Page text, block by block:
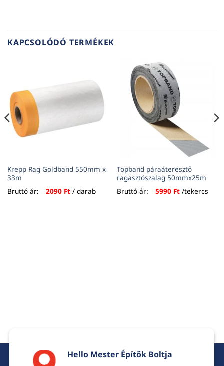
KAPCSOLÓDÓ TERMÉKEK
Krepp Rag Goldband 550mm x
33m
Bruttó ár:
2090 Ft/ darab
Topband páraáteresztő
ragasztószalag 50mmx25m
Bruttó ár:
5990 Ft/tekercs
Hello Mester Építők Boltja